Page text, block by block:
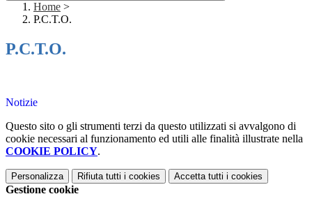
Home >
P.C.T.O.
P.C.T.O.
Notizie
Questo sito o gli strumenti terzi da questo utilizzati si avvalgono di
cookie necessari al funzionamento ed utili alle finalità illustrate nella
COOKIE POLICY.
Personalizza Rifiuta tutti i cookies Accetta tutti i cookies
Gestione cookie